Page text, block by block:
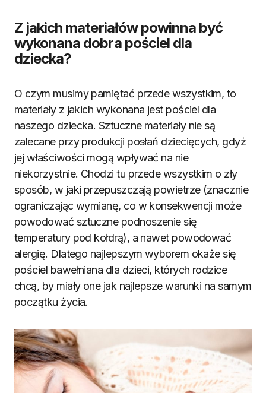
Z jakich materiałów powinna być
wykonana dobra pościel dla
dziecka?
O czym musimy pamiętać przede wszystkim, to
materiały z jakich wykonana jest pościel dla
naszego dziecka. Sztuczne materiały nie są
zalecane przy produkcji posłań dziecięcych, gdyż
jej właściwości mogą wpływać na nie
niekorzystnie. Chodzi tu przede wszystkim o zły
sposób, w jaki przepuszczają powietrze (znacznie
ograniczając wymianę, co w konsekwencji może
powodować sztuczne podnoszenie się
temperatury pod kołdrą), a nawet powodować
alergię. Dlatego najlepszym wyborem okaże się
pościel bawełniana dla dzieci, których rodzice
chcą, by miały one jak najlepsze warunki na samym
początku życia.